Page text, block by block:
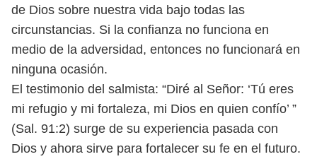
de Dios sobre nuestra vida bajo todas las
circunstancias. Si la confianza no funciona en
medio de la adversidad, entonces no funcionará en
ninguna ocasión.
El testimonio del salmista: “Diré al Señor: ‘Tú eres
mi refugio y mi fortaleza, mi Dios en quien confío’ ”
(Sal. 91:2) surge de su experiencia pasada con
Dios y ahora sirve para fortalecer su fe en el futuro.